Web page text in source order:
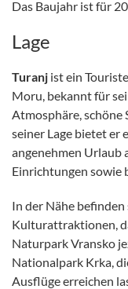
Das Baujahr ist für
Lage
Turanj ist ein
Moru, bekannt für
Atmosphäre, schöne
seiner Lage bietet er
angenehmen Urlaub
Einrichtungen sowie
In der Nähe
Kulturattraktionen,
Naturpark Vransko
Nationalpark Krka,
Ausflüge erreichen